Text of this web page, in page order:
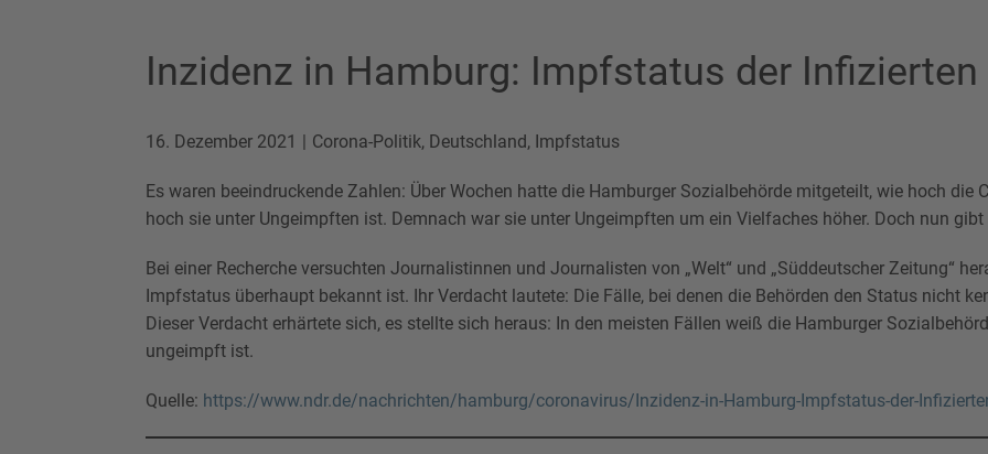
Inzidenz in Hamburg: Impfstatus der
16. Dezember 2021 Corona-Politik, Deutschland, Impfstatus
Es waren beeindruckende Zahlen: Über Wochen hatte die Hamburger Sozialbehörde mitgeteilt, wie hoch die
hoch sie unter Ungeimpften ist. Demnach war sie unter Ungeimpften um ein Vielfaches höher. Doch nun
Bei einer Recherche versuchten Journalistinnen und Journalisten von „Welt“ und „Süddeutscher Zeitung“
Impfstatus überhaupt bekannt ist. Ihr Verdacht lautete: Die Fälle, bei denen die Behörden den Status nicht
Dieser Verdacht erhärtete sich, es stellte sich heraus: In den meisten Fällen weiß die Hamburger
ungeimpft ist.
Quelle: https://www.ndr.de/nachrichten/hamburg/coronavirus/Inzidenz-in-Hamburg-Impfstatus-der-